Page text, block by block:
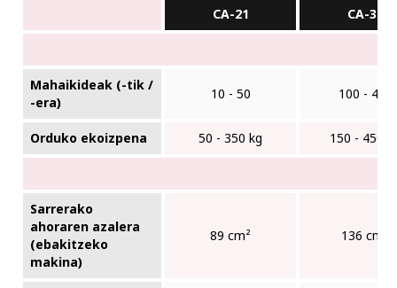
CA-21 CA-31
Mahaikideak (-tik /
-era)
10 - 50 100 - 450
Orduko ekoizpena 50 - 350 kg 150 - 450
Sarrerako
ahoraren azalera
(ebakitzeko
makina)
89 cm² 136 cm²